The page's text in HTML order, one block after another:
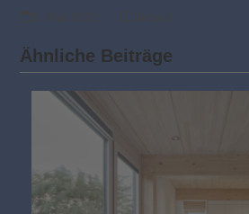
Ähnliche Beiträge